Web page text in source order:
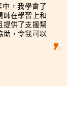
中，我學會了
師在學習上和
提供了支援幫
助，令我可以